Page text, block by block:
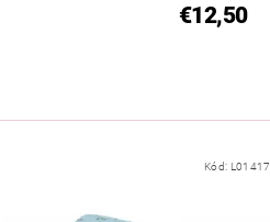
€12,50
Kód: L01417